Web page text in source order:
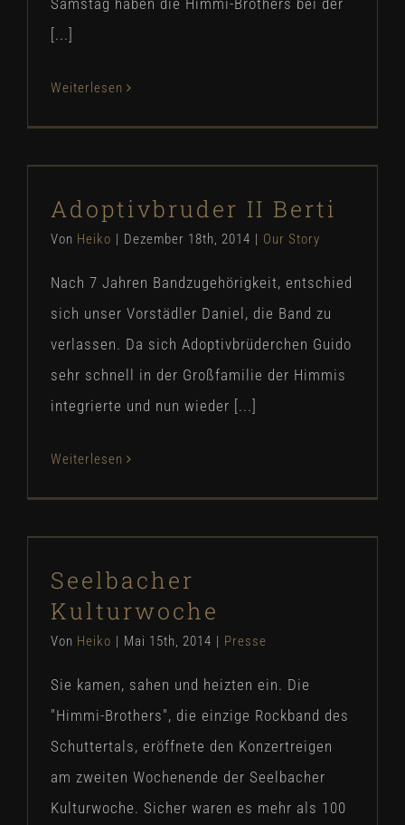
[...]
Weiterlesen
Our Story
Adoptivbruder II Berti
Von Heiko | Dezember 18th, 2014 | Our Story
Nach 7 Jahren Bandzugehörigkeit, entschied
sich unser Vorstädler Daniel, die Band zu
verlassen. Da sich Adoptivbrüderchen Guido
sehr schnell in der Großfamilie der Himmis
integrierte und nun wieder [...]
Weiterlesen
Presse
Seelbacher
Kulturwoche
Von Heiko | Mai 15th, 2014 | Presse
Sie kamen, sahen und heizten ein. Die
"Himmi-Brothers", die einzige Rockband des
Schuttertals, eröffnete den Konzertreigen
am zweiten Wochenende der Seelbacher
Kulturwoche. Sicher waren es mehr als 100